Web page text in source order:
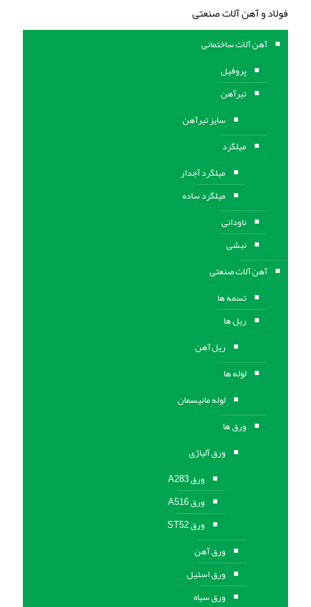
فولاد و آهن آلات صنعتی
آهن آلات ساختمانی
پروفیل
تیرآهن
سایز تیرآهن
میلگرد
میلگرد آجدار
میلگرد ساده
ناودانی
نبشی
آهن آلات صنعتی
تسمه ها
ریل ها
ریل آهن
لوله ها
لوله مانیسمان
ورق ها
ورق آلیاژی
ورق A283
ورق A516
ورق ST52
ورق آهن
ورق استیل
ورق سیاه